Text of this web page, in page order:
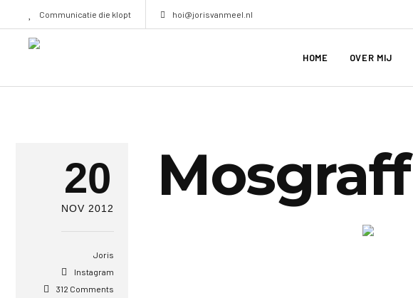
Communicatie die klopt hoi@jorisvanmeel.nl
HOME OVER MIJ
20
NOV 2012
Joris
Instagram
312 Comments